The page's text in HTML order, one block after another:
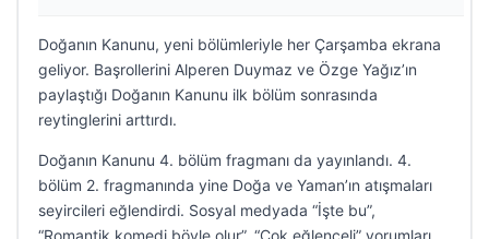
Doğanın Kanunu, yeni bölümleriyle her Çarşamba ekrana
geliyor. Başrollerini Alperen Duymaz ve Özge Yağız’ın
paylaştığı Doğanın Kanunu ilk bölüm sonrasında
reytinglerini arttırdı.
Doğanın Kanunu 4. bölüm fragmanı da yayınlandı. 4.
bölüm 2. fragmanında yine Doğa ve Yaman’ın atışmaları
seyircileri eğlendirdi. Sosyal medyada “İşte bu”,
“Romantik komedi böyle olur”, “Çok eğlenceli” yorumları